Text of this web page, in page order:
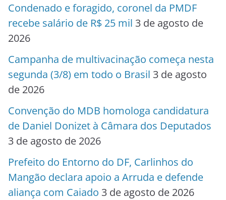
Condenado e foragido, coronel da PMDF
recebe salário de R$ 25 mil 3 de agosto de
2026
Campanha de multivacinação começa nesta
segunda (3/8) em todo o Brasil 3 de agosto
de 2026
Convenção do MDB homologa candidatura
de Daniel Donizet à Câmara dos Deputados
3 de agosto de 2026
Prefeito do Entorno do DF, Carlinhos do
Mangão declara apoio a Arruda e defende
aliança com Caiado 3 de agosto de 2026